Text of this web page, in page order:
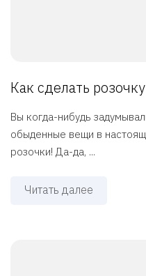
Как сделать
Вы когда-нибудь
обыденные вещи в
розочки! Да-да, ...
Читать далее